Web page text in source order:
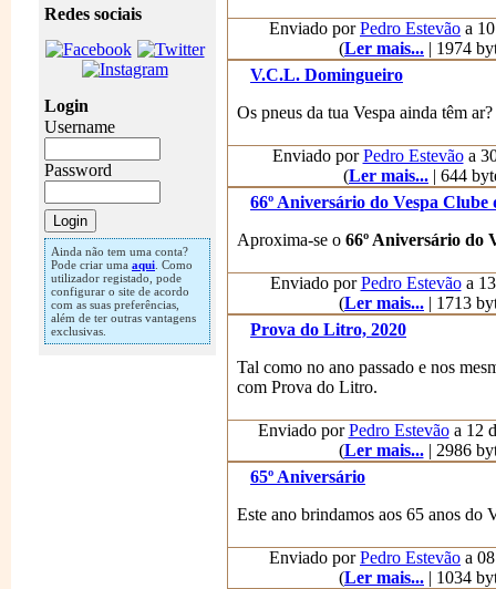
Redes sociais
Login
Username
Password
Ainda não tem uma conta?
Pode criar uma aqui . Como
utilizador registado, pode
configurar o site de acordo
com as suas preferências,
além de ter outras vantagens
exclusivas.
Enviado porPedro Estevão a
(Ler mais... | 1974
V.C.L. Domingueiro
Os pneus da tua Vespa ainda têm ar?
Enviado porPedro Estevãoa
(Ler mais... | 644
66º Aniversário do Vespa Clube
Aproxima-se o 66º Aniversário do
Enviado porPedro Estevãoa 13
(Ler mais... | 1713
Prova do Litro, 2020
Tal como no ano passado e nos
com Prova do Litro.
Enviado porPedro Estevãoa 12
(Ler mais...| 2986
65º Aniversário
Este ano brindamos aos 65 anos do
Enviado porPedro Estevão a
(Ler mais... | 1034